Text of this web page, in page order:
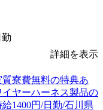
詳細を表示